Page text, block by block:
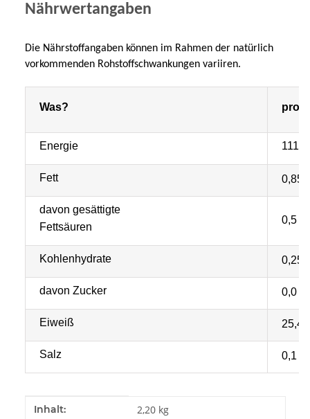
Nährwertangaben
Die Nährstoffangaben können im Rahmen der natürlich
vorkommenden Rohstoffschwankungen variiren.
Was? pro
Energie 111
Fett 0,85
davon gesättigte
Fettsäuren
0,5
Kohlenhydrate 0,25
davon Zucker 0,0
Eiweiß 25,4
Salz 0,1
Produkteigenschaft
Wert
Inhalt: 2,20 kg